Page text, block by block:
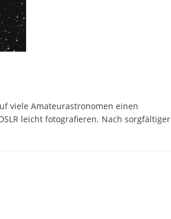
viele Amateurastronomen einen
leicht fotografieren. Nach sorgfältiger